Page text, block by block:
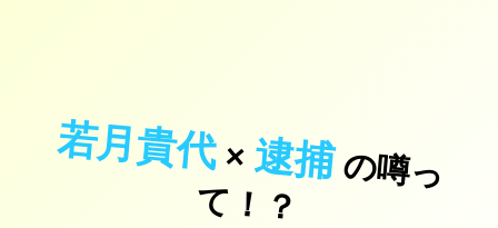
若月貴代×逮捕の
噂
っ
て
！
？